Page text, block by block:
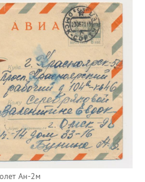
Ан-2м